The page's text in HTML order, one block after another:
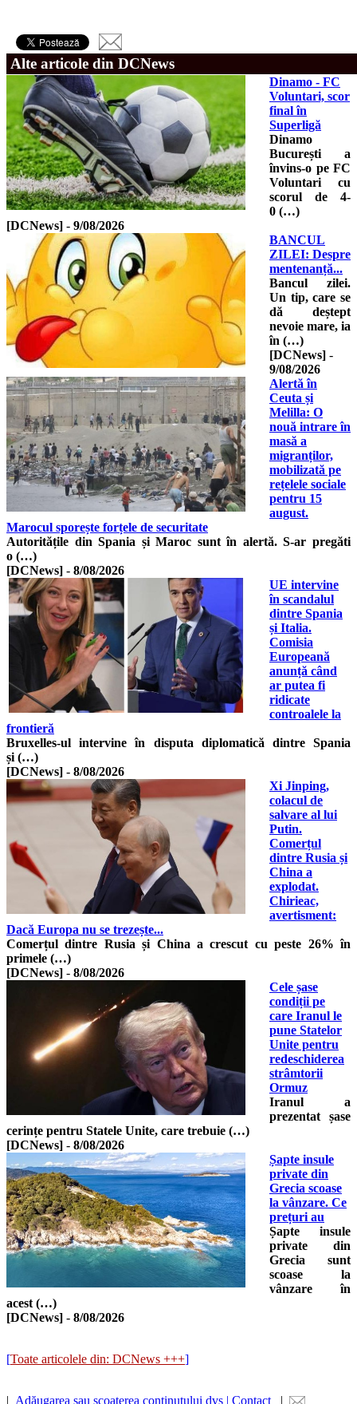
Alte articole din DCNews
Dinamo - FC
Voluntari, scor
final în
Superligă
Dinamo
București a
învins-o pe FC
Voluntari cu
scorul de 4-
0 (…)
[DCNews] - 9/08/2026
BANCUL
ZILEI: Despre
mentenanță...
Bancul zilei.
Un tip, care se
dă deștept
nevoie mare, ia
în (…)
[DCNews] -
9/08/2026
Alertă în
Ceuta și
Melilla: O
nouă intrare în
masă a
migranților,
mobilizată pe
rețelele sociale
pentru 15
august.
Marocul sporește forțele de securitate
Autoritățile din Spania și Maroc sunt în alertă. S-ar pregăti
o (…)
[DCNews] - 8/08/2026
UE intervine
în scandalul
dintre Spania
și Italia.
Comisia
Europeană
anunță când
ar putea fi
ridicate
controalele la
frontieră
Bruxelles-ul intervine în disputa diplomatică dintre Spania
și (…)
[DCNews] - 8/08/2026
Xi Jinping,
colacul de
salvare al lui
Putin.
Comerțul
dintre Rusia și
China a
explodat.
Chirieac,
avertisment:
Dacă Europa nu se trezește...
Comerțul dintre Rusia și China a crescut cu peste 26% în
primele (…)
[DCNews] - 8/08/2026
Cele șase
condiții pe
care Iranul le
pune Statelor
Unite pentru
redeschiderea
strâmtorii
Ormuz
Iranul a
prezentat șase
cerințe pentru Statele Unite, care trebuie (…)
[DCNews] - 8/08/2026
Șapte insule
private din
Grecia scoase
la vânzare. Ce
prețuri au
Șapte insule
private din
Grecia sunt
scoase la
vânzare în
acest (…)
[DCNews] - 8/08/2026
[Toate articolele din: DCNews +++]
| Adăugarea sau scoaterea conținutului dvs | Contact |